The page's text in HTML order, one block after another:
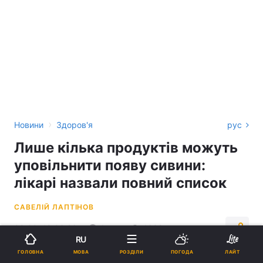
Новини › Здоров'я рус
Лише кілька продуктів можуть
уповільнити появу сивини:
лікарі назвали повний список
САВЕЛІЙ ЛАПТІНОВ
09:00, 18.06.26 4 хв. 4639
ГОЛОВНА
RU
МОВА РОЗДІЛИ ПОГОДА ЛАЙТ